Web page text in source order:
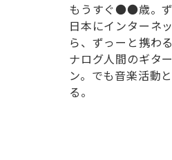
もうすぐ●●歳。ず
日本にインターネ
ら、ずっーと携わ
ナログ人間のギタ
ン。でも音楽活動
る。